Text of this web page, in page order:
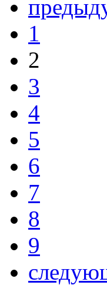
1
2
3
4
5
6
7
8
9